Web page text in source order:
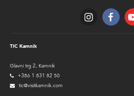
TIC Kamnik
Glavni trg 2, Kamnik
+386 1 831 82 50
tic@visitkamnik.com